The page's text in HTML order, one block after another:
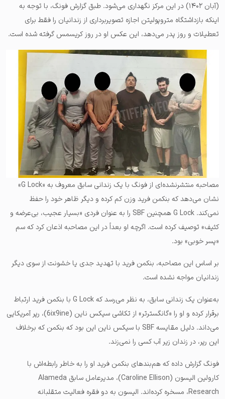
(آبان ۱۴۰۲) در این مرکز نگهداری می‌شود. طبق گزارش فونگ، با توجه به
اینکه بازداشتگاه متروپولیتن اجازه تصویربرداری از زندانیان را فقط برای
تعطیلات و روز پدر می‌دهد، این عکس او در روز کریسمس گرفته شده‌ است.
مصاحبه منتشر‌نشده‌ای از فونگ با یک زندانی سابق معروف به «G Lock»
نشان می‌دهد که بنکمن فرید وزن کم کرده و دیگر ظاهر خود را حفظ
نمی‌کند. G Lock همچنین SBF را به عنوان فردی «بسیار عجیب، بی‌عرضه و
کثیف» توصیف کرده است. اگرچه او بعداً در این مصاحبه اذعان کرد که سم
«پسر خوبی» بود.
بر اساس این مصاحبه، بنکمن فرید با تهدید جدی یا خشونت از سوی دیگر
زندانیان مواجه نشده است.
به‌عنوان یک زندانی سابق، به نظر می‌رسد که G Lock با بنکمن فرید ارتباط
برقرار کرده و او را «گانگسترتر» از تکاشی سیکس ناین (6ix9ine)، رپر آمریکایی
می‌داند. دلیل مقایسه SBF با سیکس ناین این بود که بنکمن که برخلاف
این رپر، در زندان زیر آب کسی را نمی‌زند.
فونگ گزارش داده که هم‌بندهای بنکمن فرید او را به خاطر رابطه‌اش با
کارولین الیسون (Caroline Ellison)، مدیرعامل سابق Alameda
Research، مسخره کرده‌اند. الیسون به دو فقره فعالیت متقلبانه